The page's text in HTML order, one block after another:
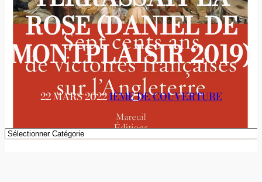
ROSE (DANIEL DE
MONTPLAISIR 2019)
22 MARS 20224ÈME DE COUVERTURE
Catégories